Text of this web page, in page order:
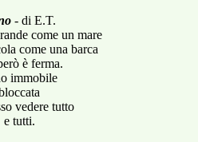
- di E.T.
come un mare
come una barca
è ferma.
immobile
vedere tutto
e tutti.